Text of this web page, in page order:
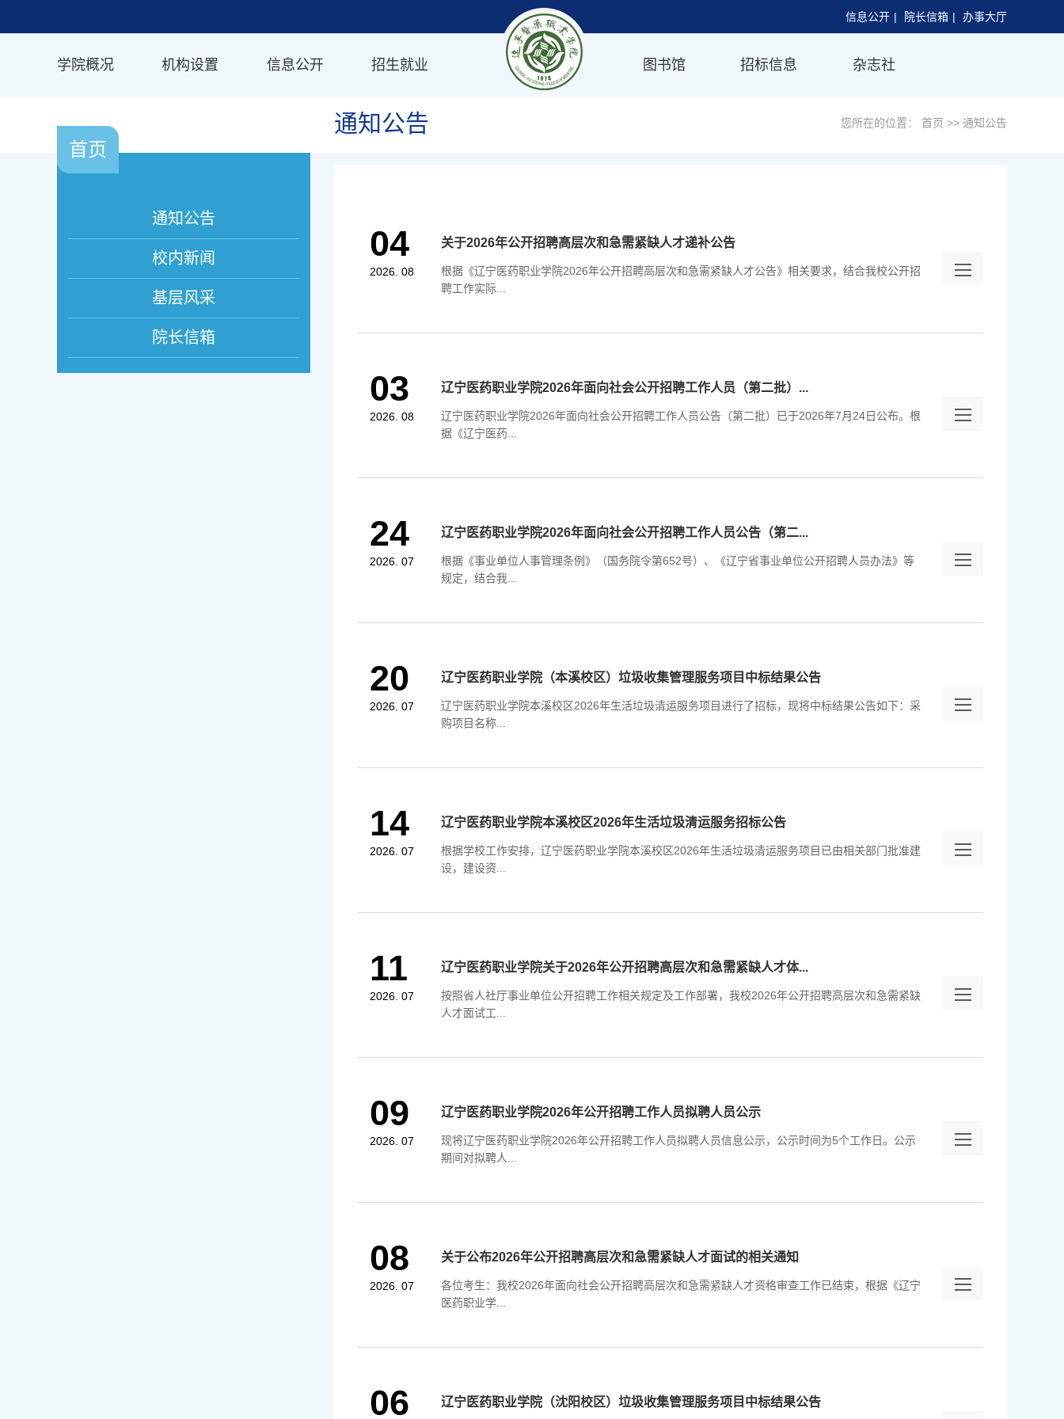
信息公开 | 院长信箱 | 办事大厅
学院概况 机构设置 信息公开 招生就业 图书馆 招标信息 杂志社
首页
通知公告
校内新闻
基层风采
院长信箱
通知公告 您所在的位置： 首页 >> 通知公告
04
2026. 08
关于2026年公开招聘高层次和急需紧缺人才递补公告
根据《辽宁医药职业学院2026年公开招聘高层次和急需紧缺人才公告》相关要求，结合我校公开招
聘工作实际...
03
2026. 08
辽宁医药职业学院2026年面向社会公开招聘工作人员（第二批）...
辽宁医药职业学院2026年面向社会公开招聘工作人员公告（第二批）已于2026年7月24日公布。根
据《辽宁医药...
24
2026. 07
辽宁医药职业学院2026年面向社会公开招聘工作人员公告（第二...
根据《事业单位人事管理条例》（国务院令第652号）、《辽宁省事业单位公开招聘人员办法》等
规定，结合我...
20
2026. 07
辽宁医药职业学院（本溪校区）垃圾收集管理服务项目中标结果公告
辽宁医药职业学院本溪校区2026年生活垃圾清运服务项目进行了招标，现将中标结果公告如下：采
购项目名称...
14
2026. 07
辽宁医药职业学院本溪校区2026年生活垃圾清运服务招标公告
根据学校工作安排，辽宁医药职业学院本溪校区2026年生活垃圾清运服务项目已由相关部门批准建
设，建设资...
11
2026. 07
辽宁医药职业学院关于2026年公开招聘高层次和急需紧缺人才体...
按照省人社厅事业单位公开招聘工作相关规定及工作部署，我校2026年公开招聘高层次和急需紧缺
人才面试工...
09
2026. 07
辽宁医药职业学院2026年公开招聘工作人员拟聘人员公示
现将辽宁医药职业学院2026年公开招聘工作人员拟聘人员信息公示，公示时间为5个工作日。公示
期间对拟聘人...
08
2026. 07
关于公布2026年公开招聘高层次和急需紧缺人才面试的相关通知
各位考生：我校2026年面向社会公开招聘高层次和急需紧缺人才资格审查工作已结束，根据《辽宁
医药职业学...
06 辽宁医药职业学院（沈阳校区）垃圾收集管理服务项目中标结果公告